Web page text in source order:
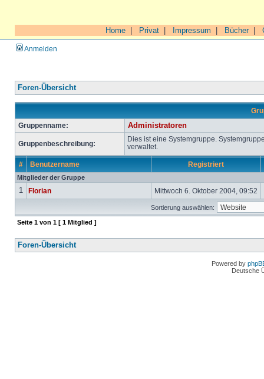
Home Privat Impressum Bücher|
Anmelden
Foren-Übersicht
Gruppenname:
Administratoren
Gruppenbeschreibung:
Dies ist eine Systemgruppe.
verwaltet.
# Benutzername Registriert
Mitglieder der Gruppe
1 Florian Mittwoch 6. Oktober 2004, 09:52
Sortierung auswählen:
Seite 1 von 1 [ 1 Mitglied ]
Foren-Übersicht
Powered by
Deutsche